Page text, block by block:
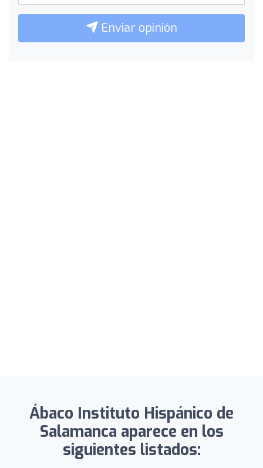
Enviar opinión
Ábaco Instituto Hispánico de
Salamanca aparece en los
siguientes listados: